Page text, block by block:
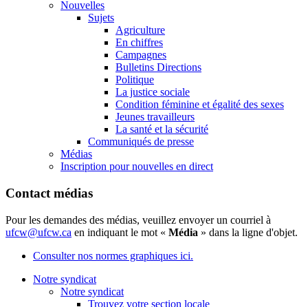
Nouvelles
Sujets
Agriculture
En chiffres
Campagnes
Bulletins Directions
Politique
La justice sociale
Condition féminine et égalité des sexes
Jeunes travailleurs
La santé et la sécurité
Communiqués de presse
Médias
Inscription pour nouvelles en direct
Contact médias
Pour les demandes des médias, veuillez envoyer un courriel à
ufcw@ufcw.ca en indiquant le mot « Média » dans la ligne d'objet.
Consulter nos normes graphiques ici.
Notre syndicat
Notre syndicat
Trouvez votre section locale